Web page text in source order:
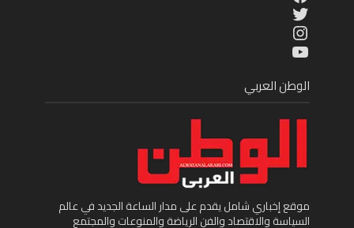
Twitter
Instagram
YouTube
الوطن العربي
موقع إخباري شامل يقدم على مدار الساعة الجديد في عالم
السياسة والاقتصاد والفن الرياضة والمنوعات والمجتمع